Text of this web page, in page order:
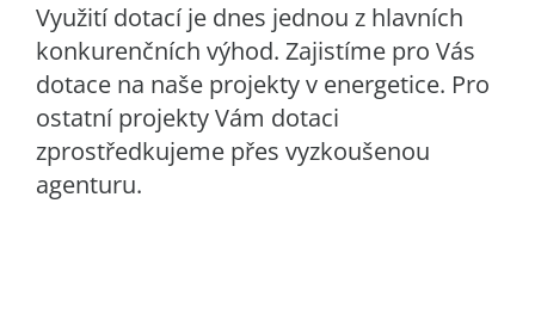
Využití dotací je dnes jednou z hlavních
konkurenčních výhod. Zajistíme pro Vás
dotace na naše projekty v energetice. Pro
ostatní projekty Vám dotaci
zprostředkujeme přes vyzkoušenou
agenturu.